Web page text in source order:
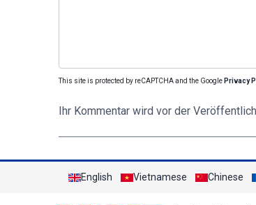
This site is protected by reCAPTCHA and the Google Privacy
Ihr Kommentar wird vor der
English Vietnamese Chinese